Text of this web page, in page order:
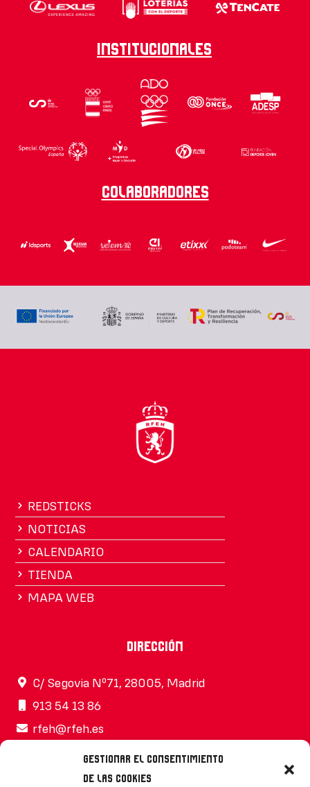
Gestionar el consentimiento
de las cookies
Institucionales
Colaboradores
REDSTICKS
NOTICIAS
CALENDARIO
TIENDA
MAPA WEB
Dirección
C/ Segovia Nº71, 28005, Madrid
913 54 13 86
rfeh@rfeh.es